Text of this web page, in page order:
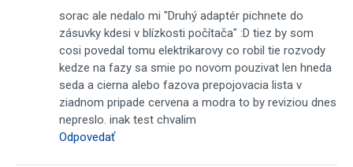
sorac ale nedalo mi "Druhý adaptér pichnete do
zásuvky kdesi v blízkosti počítača" :D tiez by som
cosi povedal tomu elektrikarovy co robil tie rozvody
kedze na fazy sa smie po novom pouzivat len hneda
seda a cierna alebo fazova prepojovacia lista v
ziadnom pripade cervena a modra to by reviziou dnes
nepreslo. inak test chvalim
Odpovedať